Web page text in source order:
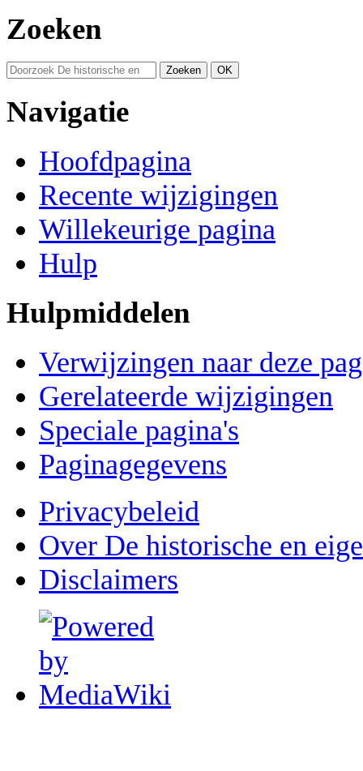
Zoeken
Navigatie
Hoofdpagina
Recente wijzigingen
Willekeurige pagina
Hulp
Hulpmiddelen
Verwijzingen naar deze
Gerelateerde wijzigingen
Speciale pagina's
Paginagegevens
Privacybeleid
Over De historische en
Disclaimers